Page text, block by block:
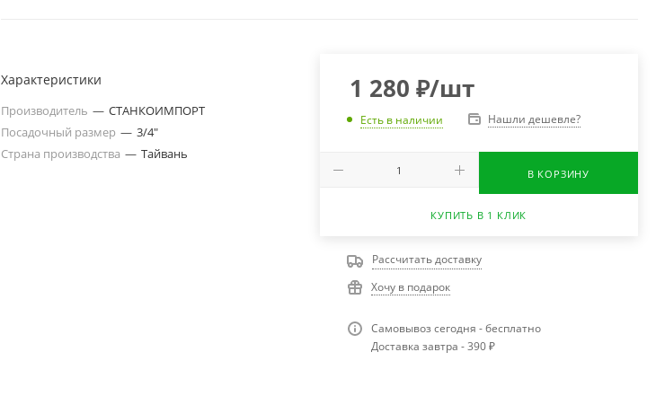
Характеристики
Производитель — СТАНКОИМПОРТ
Посадочный размер — 3/4"
Страна производства — Тайвань
1 280 ₽/шт
Есть в наличии Нашли дешевле?
В КОРЗИНУ
КУПИТЬ В 1 КЛИК
Рассчитать доставку
Хочу в подарок
Самовывоз сегодня - бесплатно
Доставка завтра - 390 ₽